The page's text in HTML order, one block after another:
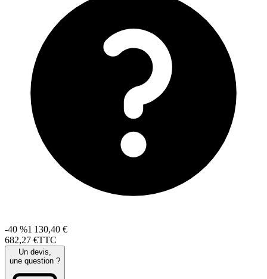
-40 %1 130,40 €
682,27 €TTC
Un devis,
une question ?